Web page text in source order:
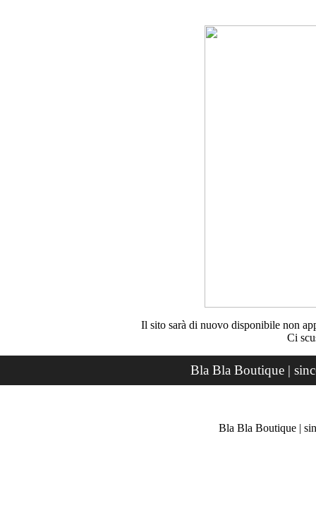
Il sito sarà di nuovo disponibile non
Ci
Bla Bla Boutique |
Bla Bla Boutique |